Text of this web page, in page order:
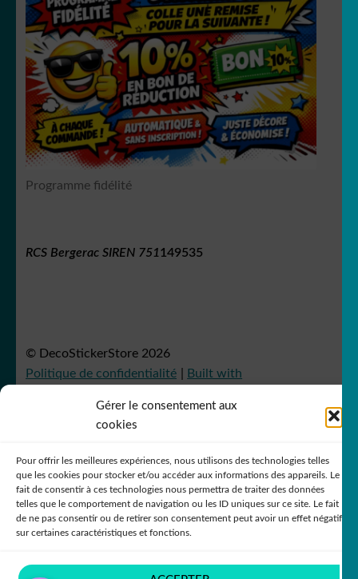
Gérer le consentement aux
cookies
Pour offrir les meilleures expériences, nous utilisons des technologies telles
que les cookies pour stocker et/ou accéder aux informations des appareils. Le
fait de consentir à ces technologies nous permettra de traiter des données
telles que le comportement de navigation ou les ID uniques sur ce site. Le fait
de ne pas consentir ou de retirer son consentement peut avoir un effet négatif
sur certaines caractéristiques et fonctions.
Programme fidélité
RCS Bergerac SIREN 751149535
© DecoStickerStore 2026
Politique de confidentialité
Built with